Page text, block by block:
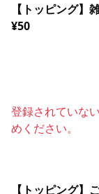
【トッピング】
¥50
登録されていな
めください。
【トッピング】